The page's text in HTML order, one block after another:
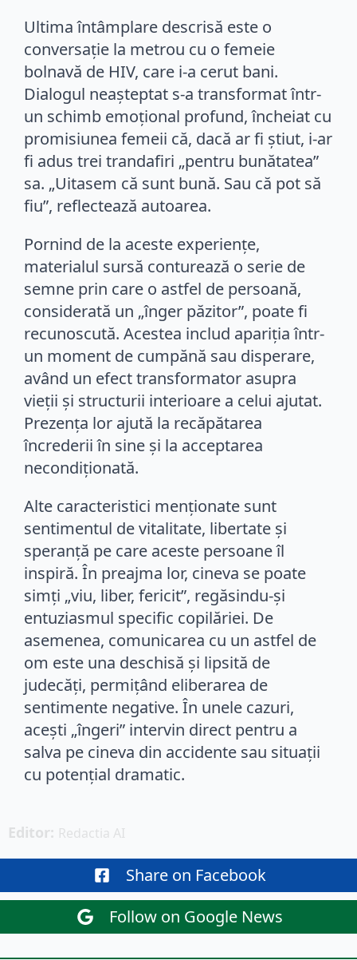
Ultima întâmplare descrisă este o
conversație la metrou cu o femeie
bolnavă de HIV, care i-a cerut bani.
Dialogul neașteptat s-a transformat într-
un schimb emoțional profund, încheiat cu
promisiunea femeii că, dacă ar fi știut, i-ar
fi adus trei trandafiri „pentru bunătatea”
sa. „Uitasem că sunt bună. Sau că pot să
fiu”, reflectează autoarea.
Pornind de la aceste experiențe,
materialul sursă conturează o serie de
semne prin care o astfel de persoană,
considerată un „înger păzitor”, poate fi
recunoscută. Acestea includ apariția într-
un moment de cumpănă sau disperare,
având un efect transformator asupra
vieții și structurii interioare a celui ajutat.
Prezența lor ajută la recăpătarea
încrederii în sine și la acceptarea
necondiționată.
Alte caracteristici menționate sunt
sentimentul de vitalitate, libertate și
speranță pe care aceste persoane îl
inspiră. În preajma lor, cineva se poate
simți „viu, liber, fericit”, regăsindu-și
entuziasmul specific copilăriei. De
asemenea, comunicarea cu un astfel de
om este una deschisă și lipsită de
judecăți, permițând eliberarea de
sentimente negative. În unele cazuri,
acești „îngeri” intervin direct pentru a
salva pe cineva din accidente sau situații
cu potențial dramatic.
Editor: Redactia AI
Share on Facebook
Follow on Google News